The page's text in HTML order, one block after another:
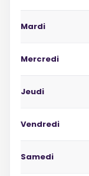
Mardi
Mercredi
Jeudi
Vendredi
Samedi